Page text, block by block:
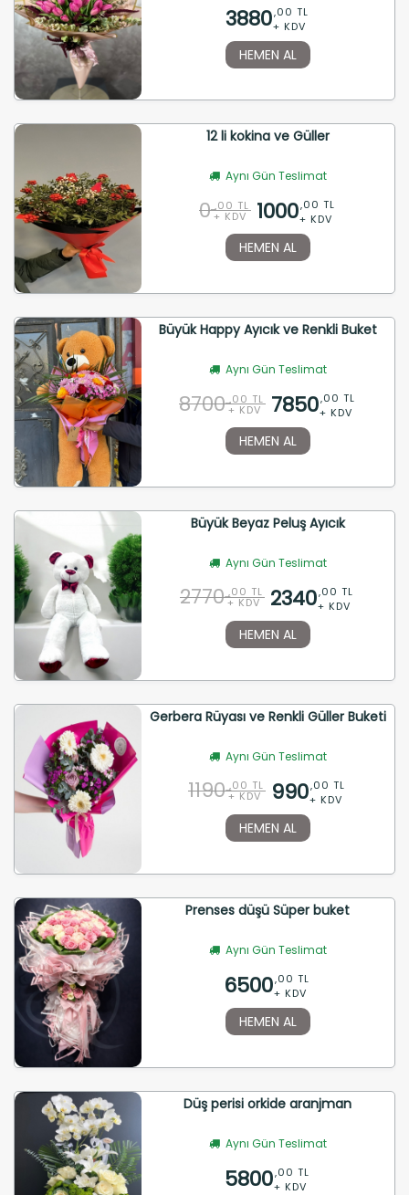
3880,00 TL
+ KDV
HEMEN AL
12 li kokina ve Güller
Aynı Gün Teslimat
0 ,00 TL
+ KDV 1000,00 TL
+ KDV
HEMEN AL
Büyük Happy Ayıcık ve Renkli Buket
Aynı Gün Teslimat
8700 ,00 TL
+ KDV 7850,00 TL
+ KDV
HEMEN AL
Büyük Beyaz Peluş Ayıcık
Aynı Gün Teslimat
2770 ,00 TL
+ KDV 2340,00 TL
+ KDV
HEMEN AL
Gerbera Rüyası ve Renkli Güller Buketi
Aynı Gün Teslimat
1190 ,00 TL
+ KDV 990,00 TL
+ KDV
HEMEN AL
Prenses düşü Süper buket
Aynı Gün Teslimat
6500,00 TL
+ KDV
HEMEN AL
Düş perisi orkide aranjman
Aynı Gün Teslimat
5800,00 TL
+ KDV